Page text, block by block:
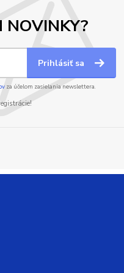
NOVINKY?
Prihlásiť sa
za účelom zasielania newslettera.